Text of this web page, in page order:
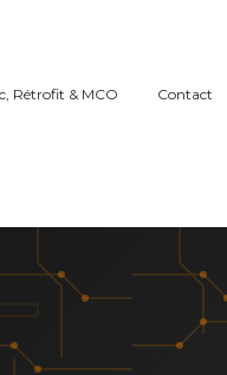
Rétrofit & MCO Contact